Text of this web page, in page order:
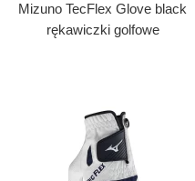
Mizuno TecFlex Glove black
rękawiczki golfowe